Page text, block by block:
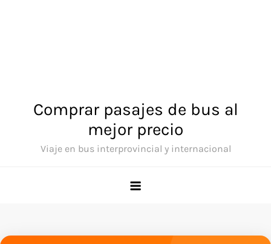
Comprar pasajes de bus al
mejor precio
Viaje en bus interprovincial y internacional